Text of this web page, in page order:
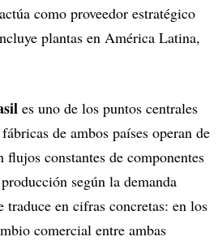
como proveedor estratégico
plantas en América Latina,
es uno de los puntos centrales
de ambos países operan de
flujos constantes de componentes
según la demanda
en cifras concretas: en los
comercial entre ambas